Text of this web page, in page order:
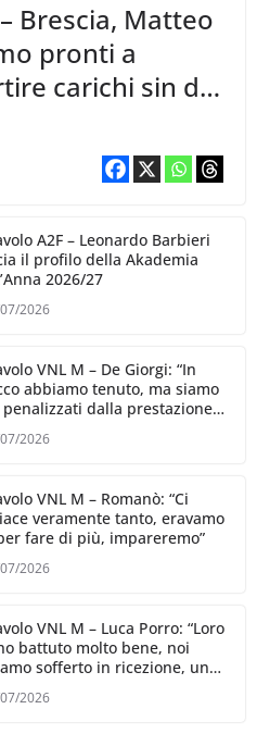
Brescia, Matteo
pronti a
carichi sin dal
A2F – Leonardo Barbieri
il profilo della Akademia
2026/27
2026
VNL M – De Giorgi: “In
abbiamo tenuto, ma siamo
dalla prestazione
2026
VNL M – Romanò: “Ci
veramente tanto, eravamo
fare di più, impareremo”
2026
VNL M – Luca Porro: “Loro
battuto molto bene, noi
sofferto in ricezione, uno
2026